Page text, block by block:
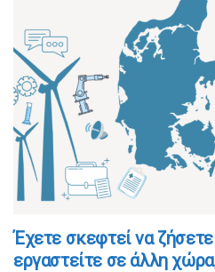
​​Έχετε σκεφτεί να
εργαστείτε σε άλλη